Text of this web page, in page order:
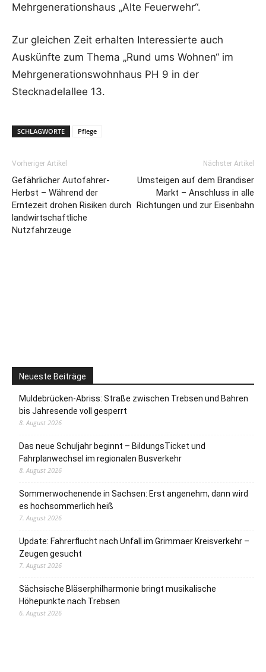
Mehrgenerationshaus „Alte Feuerwehr“.
Zur gleichen Zeit erhalten Interessierte auch
Auskünfte zum Thema „Rund ums Wohnen“ im
Mehrgenerationswohnhaus PH 9 in der
Stecknadelallee 13.
SCHLAGWORTE Pflege
Vorheriger Artikel
Gefährlicher Autofahrer-
Herbst – Während der
Erntezeit drohen Risiken durch
landwirtschaftliche
Nutzfahrzeuge
Nächster Artikel
Umsteigen auf dem Brandiser
Markt – Anschluss in alle
Richtungen und zur Eisenbahn
Neueste Beiträge
Muldebrücken-Abriss: Straße zwischen Trebsen und Bahren
bis Jahresende voll gesperrt
8. August 2026
Das neue Schuljahr beginnt – BildungsTicket und
Fahrplanwechsel im regionalen Busverkehr
8. August 2026
Sommerwochenende in Sachsen: Erst angenehm, dann wird
es hochsommerlich heiß
7. August 2026
Update: Fahrerflucht nach Unfall im Grimmaer Kreisverkehr –
Zeugen gesucht
7. August 2026
Sächsische Bläserphilharmonie bringt musikalische
Höhepunkte nach Trebsen
6. August 2026